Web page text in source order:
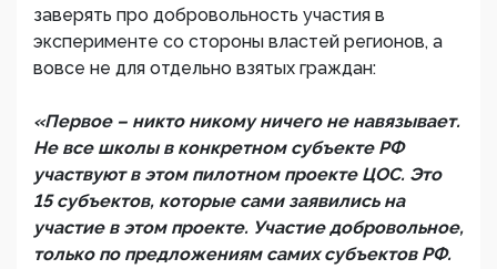
заверять про добровольность участия в
эксперименте со стороны властей регионов, а
вовсе не для отдельно взятых граждан:
«Первое – никто никому ничего не навязывает.
Не все школы в конкретном субъекте РФ
участвуют в этом пилотном проекте ЦОС. Это
15 субъектов, которые сами заявились на
участие в этом проекте. Участие добровольное,
только по предложениям самих субъектов РФ.